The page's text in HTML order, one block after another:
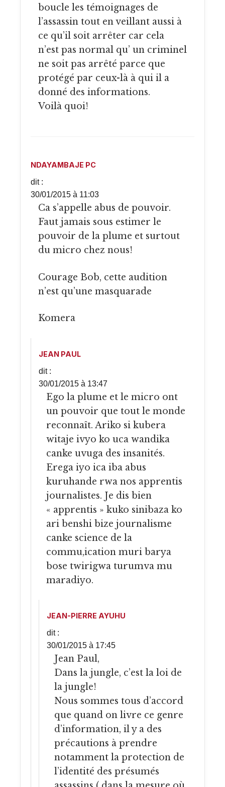
boucle les témoignages de
l’assassin tout en veillant aussi à
ce qu’il soit arrêter car cela
n’est pas normal qu’ un criminel
ne soit pas arrêté parce que
protégé par ceux-là à qui il a
donné des informations.
Voilà quoi!
NDAYAMBAJE PC
dit :
30/01/2015 à 11:03
Ca s’appelle abus de pouvoir.
Faut jamais sous estimer le
pouvoir de la plume et surtout
du micro chez nous!
Courage Bob, cette audition
n’est qu’une masquarade
Komera
JEAN PAUL
dit :
30/01/2015 à 13:47
Ego la plume et le micro ont
un pouvoir que tout le monde
reconnaît. Ariko si kubera
witaje ivyo ko uca wandika
canke uvuga des insanités.
Erega iyo ica iba abus
kuruhande rwa nos apprentis
journalistes. Je dis bien
« apprentis » kuko sinibaza ko
ari benshi bize journalisme
canke science de la
commu,ication muri barya
bose twirigwa turumva mu
maradiyo.
JEAN-PIERRE AYUHU
dit :
30/01/2015 à 17:45
Jean Paul,
Dans la jungle, c’est la loi de
la jungle!
Nous sommes tous d’accord
que quand on livre ce genre
d’information, il y a des
précautions à prendre
notamment la protection de
l’identité des présumés